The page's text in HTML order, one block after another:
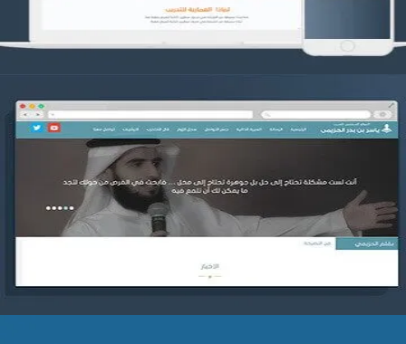
موقع ياسر بن بدر الحزيمي
التفاصيل